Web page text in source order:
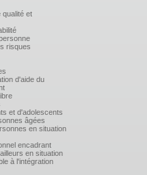
qualité et
risques
d'aide du
et d'adolescents
âgées
en situation
encadrant
en situation
à l'intégration